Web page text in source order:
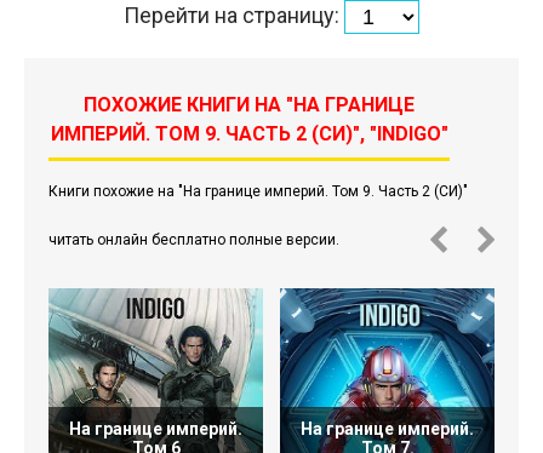
Перейти на страницу:
ПОХОЖИЕ КНИГИ НА "НА ГРАНИЦЕ
ИМПЕРИЙ. ТОМ 9. ЧАСТЬ 2 (СИ)", "INDIGO"
Книги похожие на "На границе империй. Том 9. Часть 2 (СИ)"
читать онлайн бесплатно полные версии.
На границе империй.
Том 6
На границе империй.
Том 7.